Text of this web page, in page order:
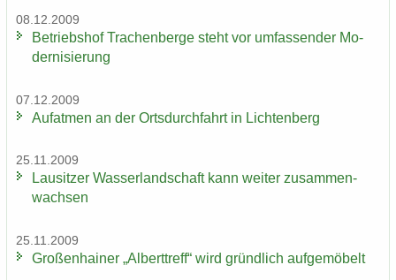
08.12.2009
Be­triebs­hof Tra­chen­ber­ge steht vor um­fas­sen­der Mo­
der­ni­sie­rung
07.12.2009
Auf­at­men an der Orts­durch­fahrt in Lich­ten­berg
25.11.2009
Lau­sit­zer Was­ser­land­schaft kann wei­ter zu­sam­men­
wach­sen
25.11.2009
Gro­ßen­hai­ner „Al­bert­treff“ wird gründ­lich auf­ge­mö­belt